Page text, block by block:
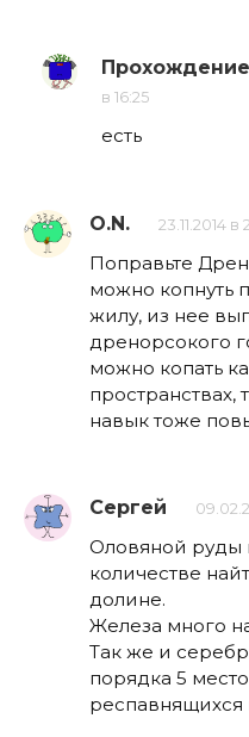
в 16:25
есть
O.N. 23.11.2014 в
Поправьте
можно копнуть
жилу, из нее
дренорсокого
можно копать
пространствах,
навык тоже
Сергей
Оловяной
количестве
долине.
Железа много
Так же и
порядка 5
респавнящихся